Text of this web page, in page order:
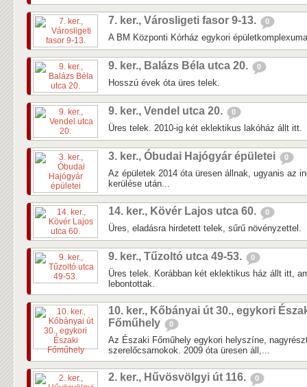
7. ker., Városligeti fasor 9-13. 0
A BM Központi Kórház egykori
9. ker., Balázs Béla utca 20. 0
Hosszú évek óta üres telek.
9. ker., Vendel utca 20. 0
Üres telek. 2010-ig két eklektikus lakóház állt itt.
3. ker., Óbudai Hajógyár épületei 0
Az épületek 2014 óta üresen állnak, ugyanis az
kerülése után...
14. ker., Kövér Lajos utca 60. 0
Üres, eladásra hirdetett telek, sűrű növényzettel.
9. ker., Tűzoltó utca 49-53. 0
Üres telek. Korábban két eklektikus ház állt itt,
lebontottak.
10. ker., Kőbányai út 30., egykori
Főműhely
0
Az Északi Főműhely egykori helyszíne,
szerelőcsarnokok. 2009 óta üresen áll,...
2. ker., Hűvösvölgyi út 116. 0